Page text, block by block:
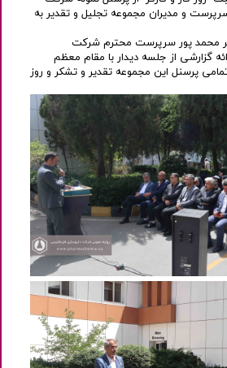
و مدیران مجموعه تجلیل و تقدیر به
محمد پور سرپرست محترم شرکت
گزارشی از جلسه دیدار با مقام معظم
در تاریخ 1402/2/5 از تمامی پرسنل این مجموعه تقدیر و تشکر و روز